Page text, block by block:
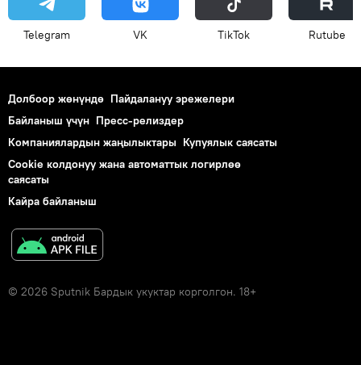
Telegram VK ТikТоk Rutube
Долбоор жөнүндө Пайдалануу эрежелери
Байланыш үчүн Пресс-релиздер
Компаниялардын жаңылыктары Купуялык саясаты
Cookie колдонуу жана автоматтык логирлөө
саясаты
Кайра байланыш
© 2026 Sputnik Бардык укуктар корголгон. 18+